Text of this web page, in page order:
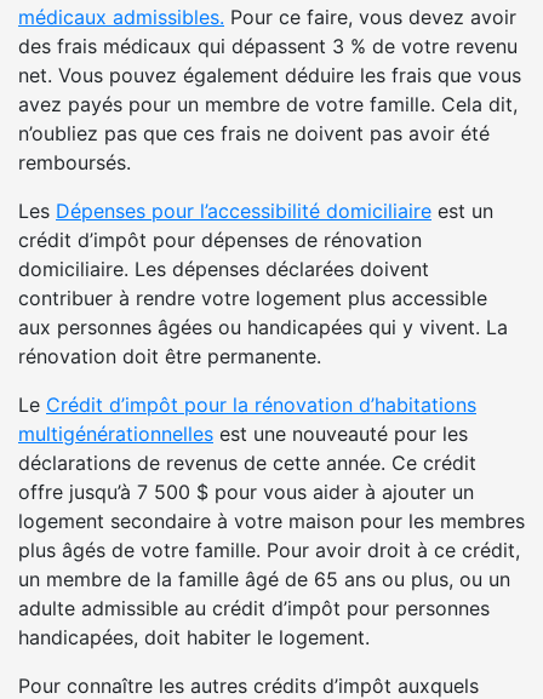
médicaux admissibles. Pour ce faire, vous devez avoir
des frais médicaux qui dépassent 3 % de votre revenu
net. Vous pouvez également déduire les frais que vous
avez payés pour un membre de votre famille. Cela dit,
n’oubliez pas que ces frais ne doivent pas avoir été
remboursés.
Les Dépenses pour l’accessibilité domiciliaire est un
crédit d’impôt pour dépenses de rénovation
domiciliaire. Les dépenses déclarées doivent
contribuer à rendre votre logement plus accessible
aux personnes âgées ou handicapées qui y vivent. La
rénovation doit être permanente.
Le Crédit d’impôt pour la rénovation d’habitations
multigénérationnelles est une nouveauté pour les
déclarations de revenus de cette année. Ce crédit
offre jusqu’à 7 500 $ pour vous aider à ajouter un
logement secondaire à votre maison pour les membres
plus âgés de votre famille. Pour avoir droit à ce crédit,
un membre de la famille âgé de 65 ans ou plus, ou un
adulte admissible au crédit d’impôt pour personnes
handicapées, doit habiter le logement.
Pour connaître les autres crédits d’impôt auxquels